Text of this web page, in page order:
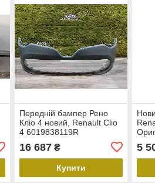
Передній бампер Рено
Кліо 4 новий, Renault Clio
4 6019838119R
16 687₴
Купити
5